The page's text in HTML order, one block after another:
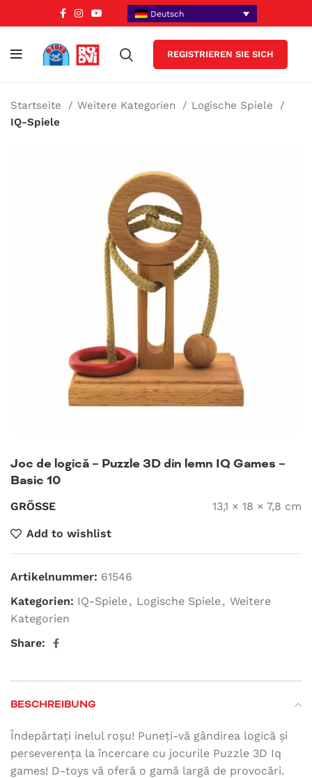
Deutsch
REGISTRIEREN SIE SICH
Startseite Weitere Kategorien
Logische Spiele
IQ-Spiele
Joc de logică – Puzzle 3D din lemn IQ Games –
Basic 10
GRÖSSE 13,1 × 18 × 7,8 cm
Add to wishlist
Artikelnummer: 61546
Kategorien: IQ-Spiele, Logische Spiele, Weitere
Kategorien
Share:
BESCHREIBUNG
Îndepărtați inelul roșu! Puneți-vă gândirea logică și
perseverența la încercare cu jocurile Puzzle 3D Iq
games! D-toys vă oferă o gamă largă de provocări.